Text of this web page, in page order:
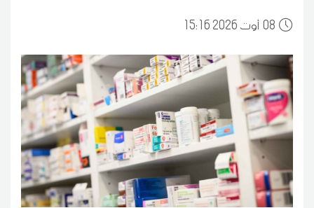
0815:16 2026 أوت